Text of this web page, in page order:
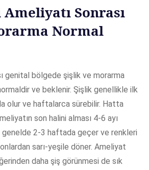
Sonrası
Normal
genital bölgede şişlik ve morarma
ve beklenir. Şişlik genellikle ilk
olur ve haftalarca sürebilir. Hatta
son halini alması 4-6 ayı
genelde 2-3 haftada geçer ve renkleri
sarı-yeşile döner. Ameliyat
daha şiş görünmesi de sık